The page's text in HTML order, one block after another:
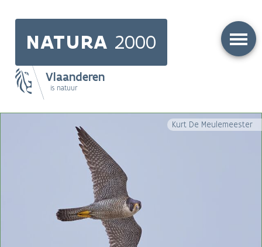
NATURA 2000
Vlaanderen
is natuur
Main
navigation
Kurt De Meulemeester